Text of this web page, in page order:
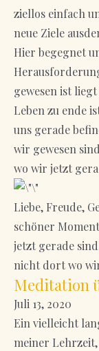
ziellos einfach
neue Ziele
Hier begegnet
gewesen ist
Leben zu ende
uns gerade
wir gewesen
wo wir jetzt
Liebe, Freude,
schöner
jetzt gerade
nicht dort wo
Meditation
Juli 13, 2020
Ein vielleicht
meiner Lehrzeit,